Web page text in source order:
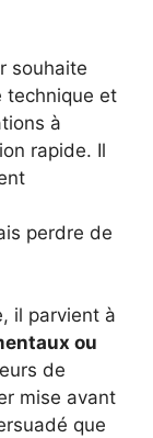
souhaite
technique et
à
rapide. Il
perdre de
il parvient à
ou
de
mise avant
que